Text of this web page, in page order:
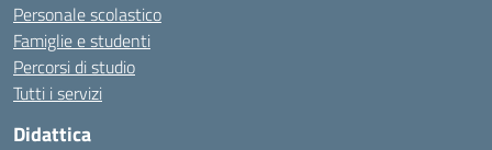
Personale scolastico
Famiglie e studenti
Percorsi di studio
Tutti i servizi
Didattica